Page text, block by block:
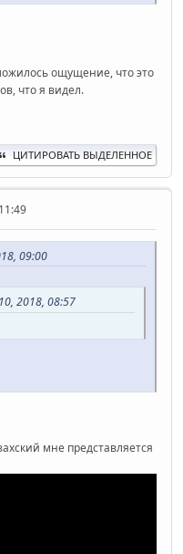
ощущение, что это
что я видел.
ЦИТИРОВАТЬ ВЫДЕЛЕННОЕ
09:00
2018, 08:57
мне представляется